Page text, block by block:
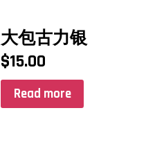
大包古力银
$15.00
Read more